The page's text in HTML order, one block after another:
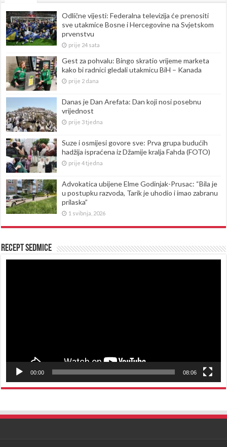
Odlične vijesti: Federalna televizija će prenositi
sve utakmice Bosne i Hercegovine na Svjetskom
prvenstvu
prije 24 sata
Gest za pohvalu: Bingo skratio vrijeme marketa
kako bi radnici gledali utakmicu BiH – Kanada
prije 2 dana
Danas je Dan Arefata: Dan koji nosi posebnu
vrijednost
prije 3 tjedna
Suze i osmijesi govore sve: Prva grupa budućih
hadžija ispraćena iz Džamije kralja Fahda (FOTO)
prije 4 tjedna
Advokatica ubijene Elme Godinjak-Prusac: “Bila je
u postupku razvoda, Tarik je uhodio i imao zabranu
prilaska”
1 svibnja, 2026
Recept sedmice
00:00 08:06